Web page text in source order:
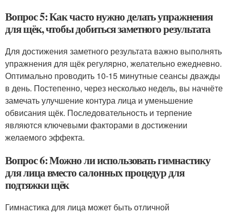
Вопрос 5: Как часто нужно делать упражнения
для щёк, чтобы добиться заметного результата
Для достижения заметного результата важно выполнять
упражнения для щёк регулярно, желательно ежедневно.
Оптимально проводить 10-15 минутные сеансы дважды
в день. Постепенно, через несколько недель, вы начнёте
замечать улучшение контура лица и уменьшение
обвисания щёк. Последовательность и терпение
являются ключевыми факторами в достижении
желаемого эффекта.
Вопрос 6: Можно ли использовать гимнастику
для лица вместо салонных процедур для
подтяжки щёк
Гимнастика для лица может быть отличной